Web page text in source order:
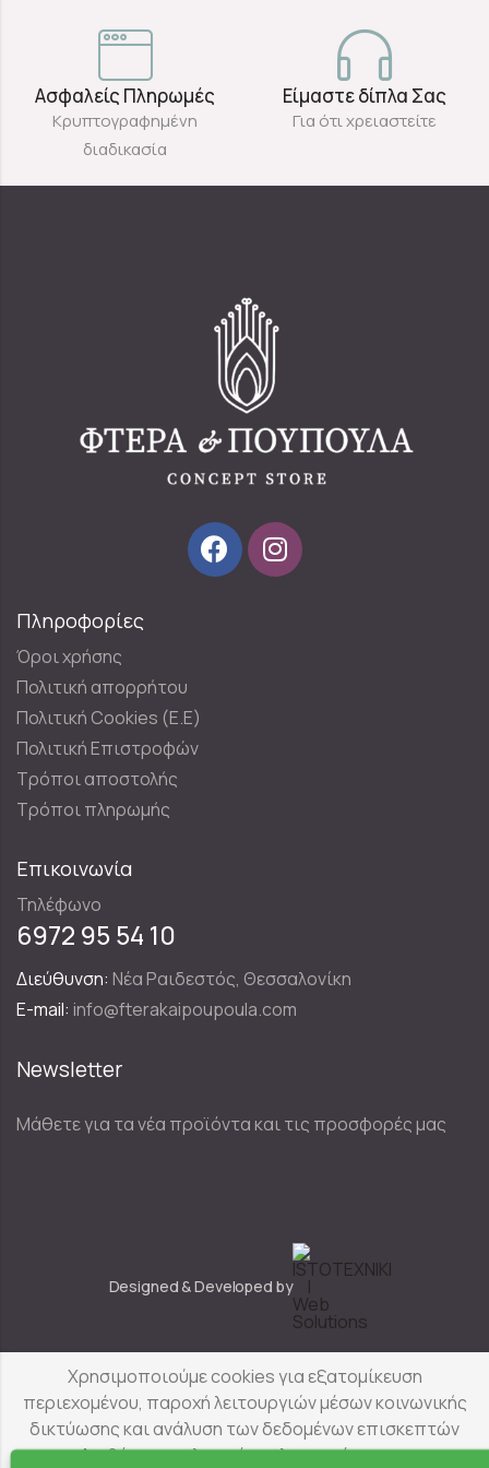
Ασφαλείς Πληρωμές
Κρυπτογραφημένη
διαδικασία
Είμαστε δίπλα Σας
Για ότι χρειαστείτε
Πληροφορίες
Όροι χρήσης
Πολιτική απορρήτου
Πολιτική Cookies (E.E)
Πολιτική Επιστροφών
Τρόποι αποστολής
Τρόποι πληρωμής
Επικοινωνία
Τηλέφωνο
6972 95 54 10
Διεύθυνση: Νέα Ραιδεστός, Θεσσαλονίκη
E-mail: info@fterakaipoupoula.com
Newsletter
Μάθετε για τα νέα προϊόντα και τις προσφορές μας
Designed & Developed by
Φτερά & Πούπουλα© Copyright 2025
Χρησιμοποιούμε cookies για εξατομίκευση
περιεχομένου, παροχή λειτουργιών μέσων κοινωνικής
δικτύωσης και ανάλυση των δεδομένων επισκεπτών
μας. Διαβάστε αναλυτικά τις λεπτομέρειες για τα